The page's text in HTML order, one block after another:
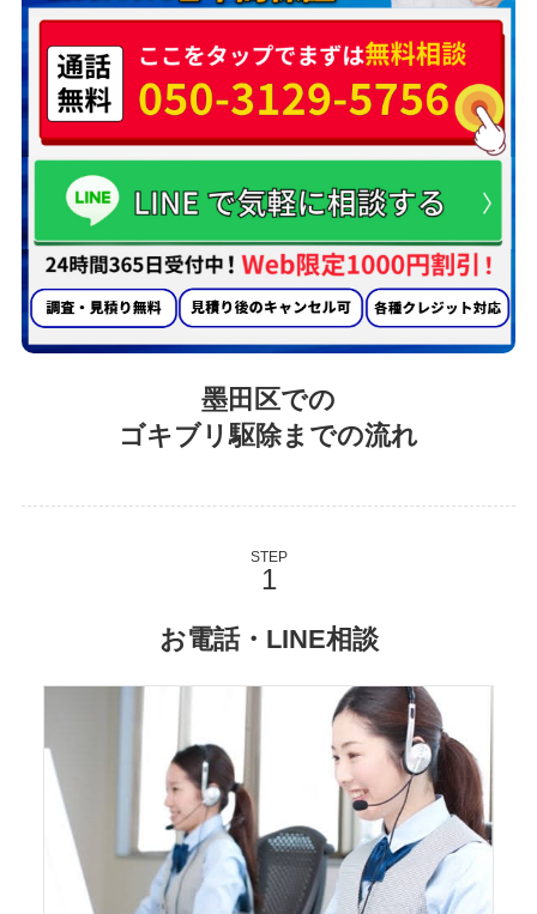
墨田区での
ゴキブリ駆除までの流れ
STEP
お電話・LINE相談